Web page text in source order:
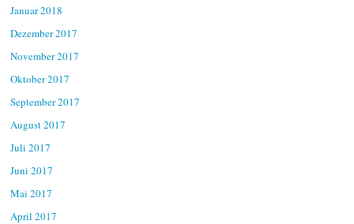
Januar 2018
Dezember 2017
November 2017
Oktober 2017
September 2017
August 2017
Juli 2017
Juni 2017
Mai 2017
April 2017